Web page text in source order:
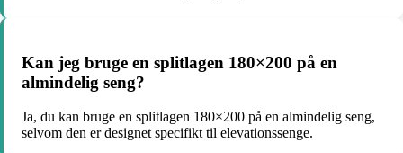
Kan jeg bruge en splitlagen 180×200 på en
almindelig seng?
Ja, du kan bruge en splitlagen 180×200 på en almindelig seng,
selvom den er designet specifikt til elevationssenge.